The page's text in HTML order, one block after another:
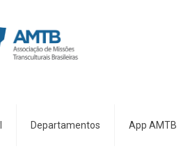
Departamentos App AMTB